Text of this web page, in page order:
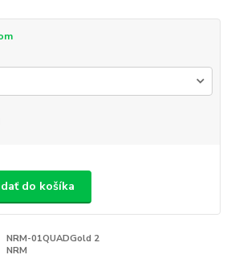
do košíka
NRM-01QUADGold 2
NRM